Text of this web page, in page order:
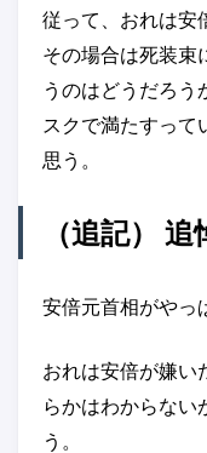
従って、おれは安
その場合は死装束
うのはどうだろう
スクで満たすって
思う。
（追記）
安倍元首相がやっ
おれは安倍が嫌い
らかはわからない
う。